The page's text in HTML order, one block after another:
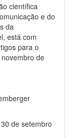
científica
e do
da
está com
para o
de
de setembro